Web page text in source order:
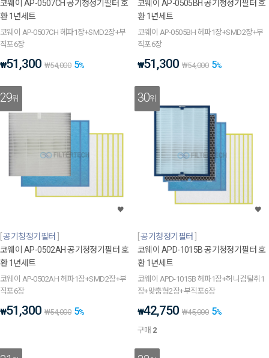
코웨이 AP-0507CH 공기청정기필터 호
환 1년세트
코웨이 AP-0507CH 헤파1장+SMD2장+부
직포6장
₩51,300 ₩54,000 5%
코웨이 AP-0505BH 공기청정기필터 호
환 1년세트
코웨이 AP-0505BH 헤파1장+SMD2장+부
직포6장
₩51,300 ₩54,000 5%
29위
공기청정기필터
코웨이 AP-0502AH 공기청정기필터 호
환 1년세트
코웨이 AP-0502AH 헤파1장+SMD2장+부
직포6장
₩51,300 ₩54,000 5%
30위
공기청정기필터
코웨이 APD-1015B 공기청정기필터 호
환 1년세트
코웨이 APD-1015B 헤파1장+허니컴탈취1
장+맞춤형2장+부직포6장
₩42,750 ₩45,000 5%
구매 2